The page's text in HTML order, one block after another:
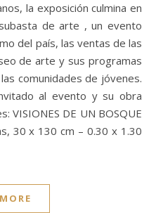
la exposición culmina en
de arte , un evento
del país, las ventas de las
de arte y sus programas
comunidades de jóvenes.
al evento y su obra
VISIONES DE UN BOSQUE
30 x 130 cm – 0.30 x 1.30